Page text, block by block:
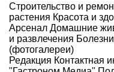
Строительство и
растения Красота и
Арсенал Домашние
и развлечения
(фотогалереи)
Редакция Контактная